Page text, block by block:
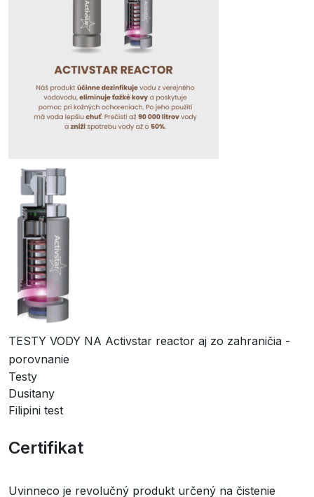
TESTY VODY NA Activstar reactor aj zo zahraničia -
porovnanie
Testy
Dusitany
Filipini test
Certifikat
Uvinneco je revolučný produkt určený na čistenie